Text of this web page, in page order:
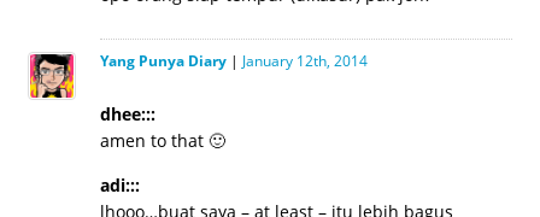
Yang Punya Diary| January 12th, 2014
dhee:::
amen to that 🙂
adi:::
lhooo…buat saya – at least – itu lebih bagus